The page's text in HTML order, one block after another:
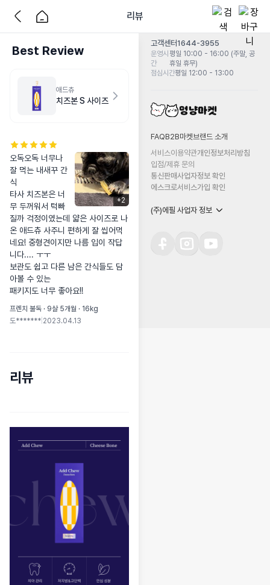
리뷰
Best Review
애드츄
치즈본 S 사이즈
+2
오독오독 너무나
잘 먹는 내새꾸 간
식
타사 치즈본은 너
무 두꺼워서 턱빠
질까 걱정이였는데 얇은 사이즈로 나
온 애드츄 사주니 편하게 잘 씹어먹
네요! 중형견이지만 나름 입이 작답
니다.... ㅜㅜ
보관도 쉽고 다른 남은 간식들도 담
아볼 수 있는
패키지도 너무 좋아요!!
프렌치 불독 · 9살 5개월 · 16kg
도******* 2023.04.13
리뷰
고객센터1644-3955
운영시
간
평일 10:00 - 16:00 (주말, 공
휴일 휴무)
점심시간평일 12:00 - 13:00
FAQB2B마켓 브랜드 소개
서비스이용약관개인정보처리방침
입점/제휴 문의
통신판매사업자정보 확인
에스크로서비스가입 확인
(주)에필 사업자 정보